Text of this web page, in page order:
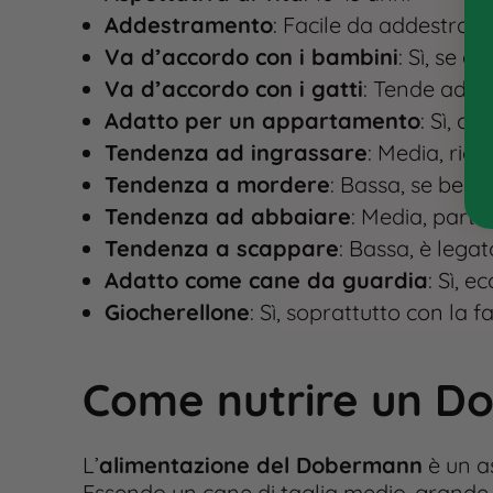
Addestramento: Facile da
Va d’accordo con i bambini: Sì, se
Va d’accordo con i gatti: Tende ad
Adatto per un appartamento: Sì,
Tendenza ad ingrassare: Media,
Tendenza a mordere: Bassa, se ben
Tendenza ad abbaiare: Media,
Tendenza a scappare: Bassa, è
Adatto come cane da guardia: Sì,
Giocherellone: Sì, soprattutto con la
Come nutrire un
L’alimentazione del Dobermann è un